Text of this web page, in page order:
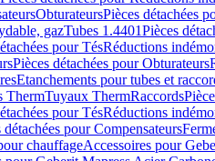
ObturateursPièces détachées
gazTubes 1.4401Pièces
pour TésRéductions
Pièces détachées pour Obturateurs
Etanchements pour tubes et
ThermTuyaux ThermRaccords
pour TésRéductions
détachées pour Compensateurs
chauffageAccessoires pour